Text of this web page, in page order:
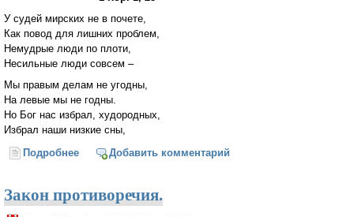
У судей мирских не в почете,
Как повод для лишних проблем,
Немудрые люди по плоти,
Несильные люди совсем –
Мы правым делам не угодны,
На левые мы не годны.
Но Бог нас избрал, худородных,
Избрал наши низкие сны,
Подробнее о ВыборДобавить комментарий
Закон противоречия.